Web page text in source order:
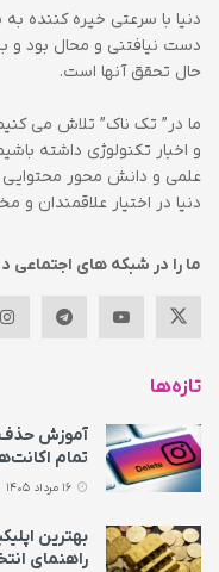
دنیا با سرعتی خیره کننده
دست نیافتنی و محال بود و
حال تحقق آنها است.
ما در” تک ناک” تلاش می
و اخبار تکنولوژی داشته
علمی و دانش محور محتوایی
دنیا در اختیار علاقمندان و
ما را در شبکه های اجتماعی
تازه‌ها
آموزش حذف
تمام
بهترین
راهنمای